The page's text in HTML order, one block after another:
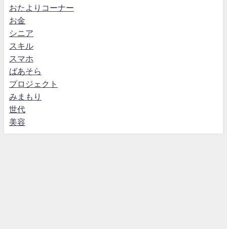
おたよりコーナー
お金
シニア
スキル
スマホ
ばあそら
プロジェクト
みまもり
世代
美容